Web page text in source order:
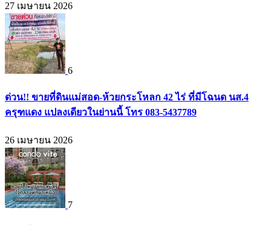
27 เมษายน 2026
6
ด่วน!! ขายที่ดินแม่สอด-ห้วยกระโหลก 42 ไร่ ที่มีโฉนด นส.4
ครุฑแดง แปลงเดียวในย่านนี้ โทร 083-5437789
26 เมษายน 2026
7